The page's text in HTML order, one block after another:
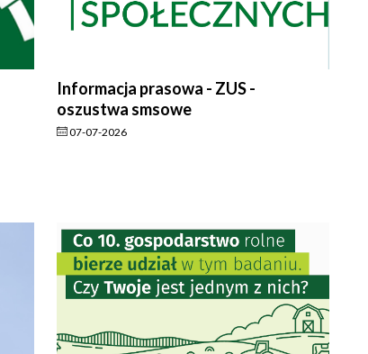
Informacja prasowa - ZUS -
oszustwa smsowe
07-07-2026